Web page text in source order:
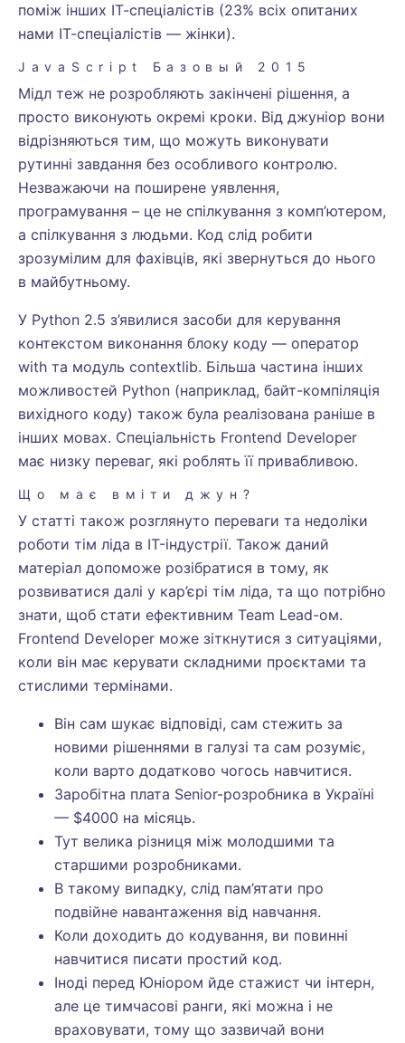
поміж інших ІТ-спеціалістів (23% всіх опитаних
нами ІТ-спеціалістів — жінки).
JavaScript Базовый 2015
Мідл теж не розробляють закінчені рішення, а
просто виконують окремі кроки. Від джуніор вони
відрізняються тим, що можуть виконувати
рутинні завдання без особливого контролю.
Незважаючи на поширене уявлення,
програмування – це не спілкування з комп’ютером,
а спілкування з людьми. Код слід робити
зрозумілим для фахівців, які звернуться до нього
в майбутньому.
У Python 2.5 з’явилися засоби для керування
контекстом виконання блоку коду — оператор
with та модуль contextlib. Більша частина інших
можливостей Python (наприклад, байт-компіляція
вихідного коду) також була реалізована раніше в
інших мовах. Спеціальність Frontend Developer
має низку переваг, які роблять її привабливою.
Що має вміти джун?
У статті також розглянуто переваги та недоліки
роботи тім ліда в IT-індустрії. Також даний
матеріал допоможе розібратися в тому, як
розвиватися далі у кар’єрі тім ліда, та що потрібно
знати, щоб стати ефективним Team Lead-ом.
Frontend Developer може зіткнутися з ситуаціями,
коли він має керувати складними проєктами та
стислими термінами.
Він сам шукає відповіді, сам стежить за
новими рішеннями в галузі та сам розуміє,
коли варто додатково чогось навчитися.
Заробітна плата Senior-розробника в Україні
— $4000 на місяць.
Тут велика різниця між молодшими та
старшими розробниками.
В такому випадку, слід пам’ятати про
подвійне навантаження від навчання.
Коли доходить до кодування, ви повинні
навчитися писати простий код.
Іноді перед Юніором йде стажист чи інтерн,
але це тимчасові ранги, які можна і не
враховувати, тому що зазвичай вони